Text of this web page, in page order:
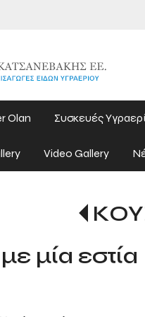
Olan Συσκευές
Video Gallery
μία εστία